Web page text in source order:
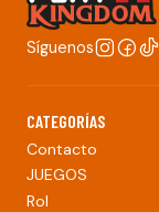
Síguenos
CATEGORÍAS
Contacto
JUEGOS
Rol